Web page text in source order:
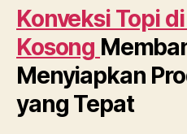
Konveksi Topi di
Kosong
Menyiapkan
yang Tepat